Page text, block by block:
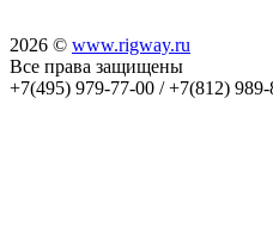
2026 © www.rigway.ru
Все права защищены
+7(495) 979-77-00 / +7(812)